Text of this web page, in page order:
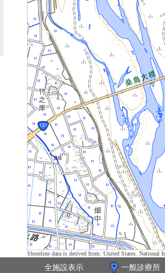
Shoreline data is derived from: United States. National
全施設表示 一般診療所